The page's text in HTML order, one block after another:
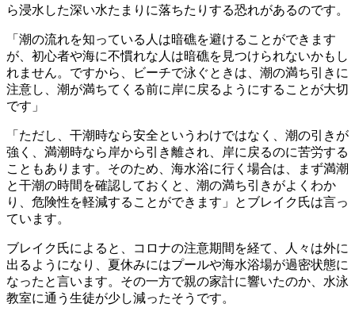
ら浸水した深い水たまりに落ちたりする恐れがあるのです。
「潮の流れを知っている人は暗礁を避けることができます
が、初心者や海に不慣れな人は暗礁を見つけられないかもし
れません。ですから、ビーチで泳ぐときは、潮の満ち引きに
注意し、潮が満ちてくる前に岸に戻るようにすることが大切
です」
「ただし、干潮時なら安全というわけではなく、潮の引きが
強く、満潮時なら岸から引き離され、岸に戻るのに苦労する
こともあります。そのため、海水浴に行く場合は、まず満潮
と干潮の時間を確認しておくと、潮の満ち引きがよくわか
り、危険性を軽減することができます」とブレイク氏は言っ
ています。
ブレイク氏によると、コロナの注意期間を経て、人々は外に
出るようになり、夏休みにはプールや海水浴場が過密状態に
なったと言います。その一方で親の家計に響いたのか、水泳
教室に通う生徒が少し減ったそうです。